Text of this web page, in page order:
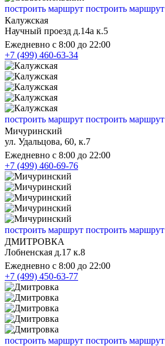
построить маршрут построить маршрут
Калужская
Научный проезд д.14а к.5
Ежедневно с 8:00 до 22:00
+7 (499) 460-63-34
построить маршрут построить маршрут
Мичуринский
ул. Удальцова, 60, к.7
Ежедневно с 8:00 до 22:00
+7 (499) 460-69-76
построить маршрут построить маршрут
ДМИТРОВКА
Лобненская д.17 к.8
Ежедневно с 8:00 до 22:00
+7 (499) 450-63-77
построить маршрут построить маршрут